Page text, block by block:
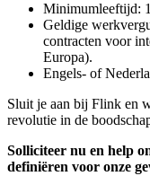
Minimumleeftijd:
Geldige
contracten voor
Europa).
Engels- of
Sluit je aan bij Flink en
revolutie in de
Solliciteer nu en help
definiëren voor onze